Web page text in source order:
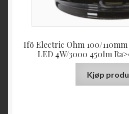
Ifö Electric Ohm 100/
LED 4W/3000 450lm
Kjøp